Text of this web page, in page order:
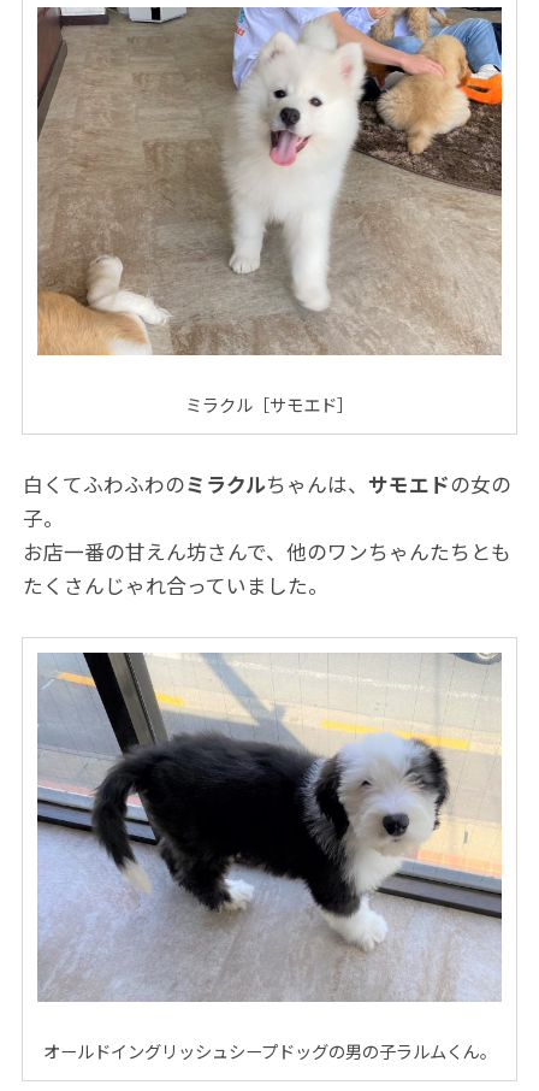
ミラクル［サモエド］
白くてふわふわのミラクルちゃんは、サモエドの女の
子。
お店一番の甘えん坊さんで、他のワンちゃんたちとも
たくさんじゃれ合っていました。
オールドイングリッシュシープドッグの男の子ラルムくん。